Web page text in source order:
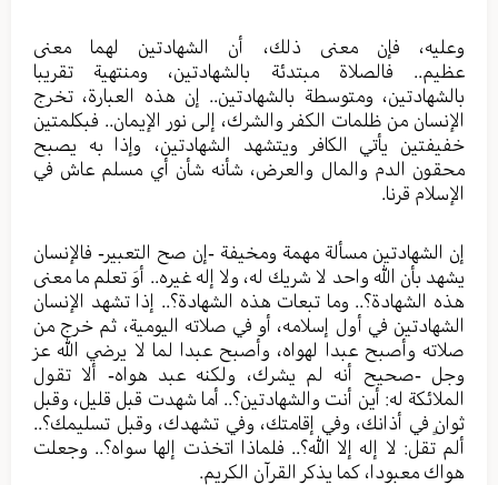
وعليه، فإن معنى ذلك، أن الشهادتين لهما معنى
عظيم.. فالصلاة مبتدئة بالشهادتين، ومنتهية تقريبا
بالشهادتين، ومتوسطة بالشهادتين.. إن هذه العبارة، تخرج
الإنسان من ظلمات الكفر والشرك، إلى نور الإيمان.. فبكلمتين
خفيفتين يأتي الكافر ويتشهد الشهادتين، وإذا به يصبح
محقون الدم والمال والعرض، شأنه شأن أي مسلم عاش في
الإسلام قرنا.
إن الشهادتين مسألة مهمة ومخيفة -إن صح التعبير- فالإنسان
يشهد بأن الله واحد لا شريك له، ولا إله غيره.. أوَ تعلم ما معنى
هذه الشهادة؟.. وما تبعات هذه الشهادة؟.. إذا تشهد الإنسان
الشهادتين في أول إسلامه، أو في صلاته اليومية، ثم خرج من
صلاته وأصبح عبدا لهواه، وأصبح عبدا لما لا يرضي الله عز
وجل -صحيح أنه لم يشرك، ولكنه عبد هواه- ألا تقول
الملائكة له: أين أنت والشهادتين؟.. أما شهدت قبل قليل، وقبل
ثوانٍ في أذانك، وفي إقامتك، وفي تشهدك، وقبل تسليمك؟..
ألم تقل: لا إله إلا الله؟.. فلماذا اتخذت إلها سواه؟.. وجعلت
هواك معبودا، كما يذكر القرآن الكريم.